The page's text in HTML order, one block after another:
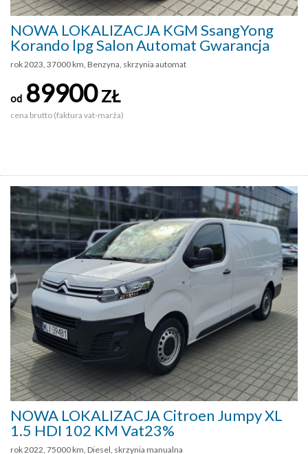
NOWA LOKALIZACJA KGM SsangYong
Korando lpg Salon Automat Gwarancja
rok 2023, 37000 km, Benzyna, skrzynia automat
od 89900ZŁ
cena brutto (faktura vat-marża)
NOWA LOKALIZACJA Citroen Jumpy XL
1.5 HDI 102 KM Vat23%
rok 2022, 75000 km, Diesel, skrzynia manualna